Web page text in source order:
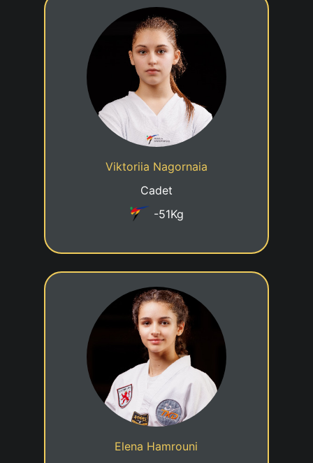
Viktoriia Nagornaia
Cadet
-51Kg
4eme KUP
Date de naissance
03/05/2012
Cadre jeune talent
Elena Hamrouni
8eme KUP
Date de naissance
20/11/2011
Cadre jeune talent